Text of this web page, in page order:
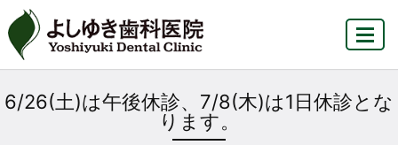
6/26(土)は午後休診、7/8(木)は1日休診とな
ります。